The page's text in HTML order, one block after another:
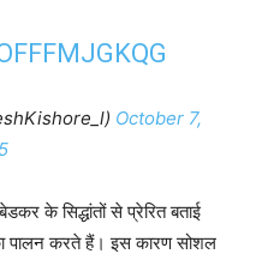
October 7,
के सिद्धांतों से प्रेरित बताई
पालन करते हैं। इस कारण सोशल